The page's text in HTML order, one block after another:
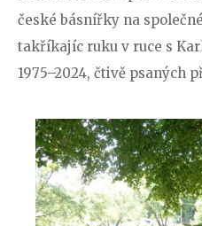
české básnířky na
takříkajíc ruku v ruce s
1975–2024, čtivě psaných